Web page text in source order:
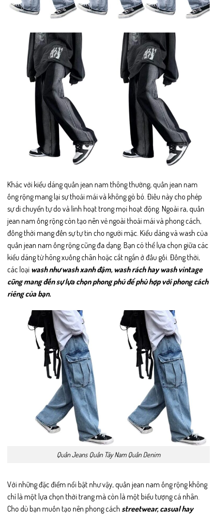
Khác với kiểu dáng quần jean nam thông thường, quần jean nam
ống rộng mang lại sự thoải mái và không gò bó. Điều này cho phép
sự di chuyển tự do và linh hoạt trong mọi hoạt động. Ngoài ra, quần
jean nam ống rộng còn tạo nên vẻ ngoài thoải mái và phong cách,
đồng thời mang đến sự tự tin cho người mặc. Kiểu dáng và wash của
quần jean nam ống rộng cũng đa dạng. Bạn có thể lựa chọn giữa các
kiểu dáng từ hông xuống chân hoặc cắt ngắn ở đầu gối. Đồng thời,
các loại wash như wash xanh đậm, wash rách hay wash vintage
cũng mang đến sự lựa chọn phong phú để phù hợp với phong cách
riêng của bạn.
Quần Jeans Quần Tây Nam Quần Denim
Với những đặc điểm nổi bật như vậy, quần jean nam ống rộng không
chỉ là một lựa chọn thời trang mà còn là một biểu tượng cá nhân.
Cho dù bạn muốn tạo nên phong cách streetwear, casual hay